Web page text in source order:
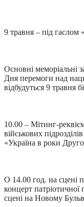
9 травня – під гаслом
Основні меморіальні
Дня перемоги над
відбудуться 9 травня
10.00 – Мітинг-
військових
«Україна в роки
О 14.00 год. на сцені
концерт патріотичної
сцені на Новому